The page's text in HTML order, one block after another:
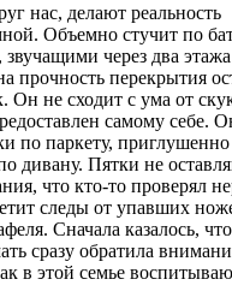
нас, делают реальность
Объемно стучит по
через два
прочность перекрытия
Он не сходит с ума от
самому себе.
по паркету,
дивану. Пятки не
что кто-то проверял
следы от упавших
Сначала казалось,
сразу обратила
в этой семье